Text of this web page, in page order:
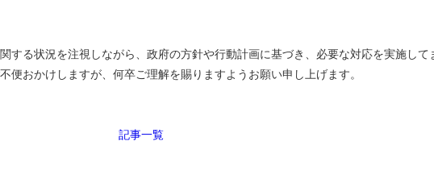
する状況を注視しながら、政府の方針や行動計画に基づき、必要な対応を実施して
便おかけしますが、何卒ご理解を賜りますようお願い申し上げます。
記事一覧